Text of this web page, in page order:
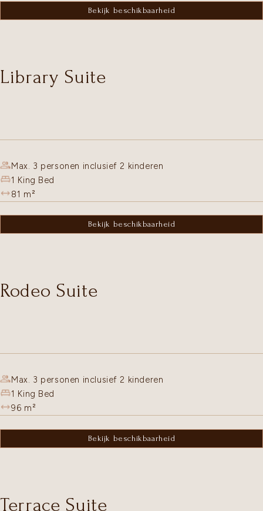
Bekijk beschikbaarheid
Library Suite
Max. 3 personen inclusief 2 kinderen
1 King Bed
81 m²
Bekijk beschikbaarheid
Rodeo Suite
Max. 3 personen inclusief 2 kinderen
1 King Bed
96 m²
Bekijk beschikbaarheid
Terrace Suite